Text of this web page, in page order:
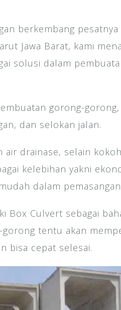
berkembang pesatnya
Jawa Barat, kami
solusi dalam
gorong-
dan selokan jalan.
air drainase, selain
kelebihan yakni
dalam
Box Culvert sebagai
tentu akan
bisa cepat selesai.